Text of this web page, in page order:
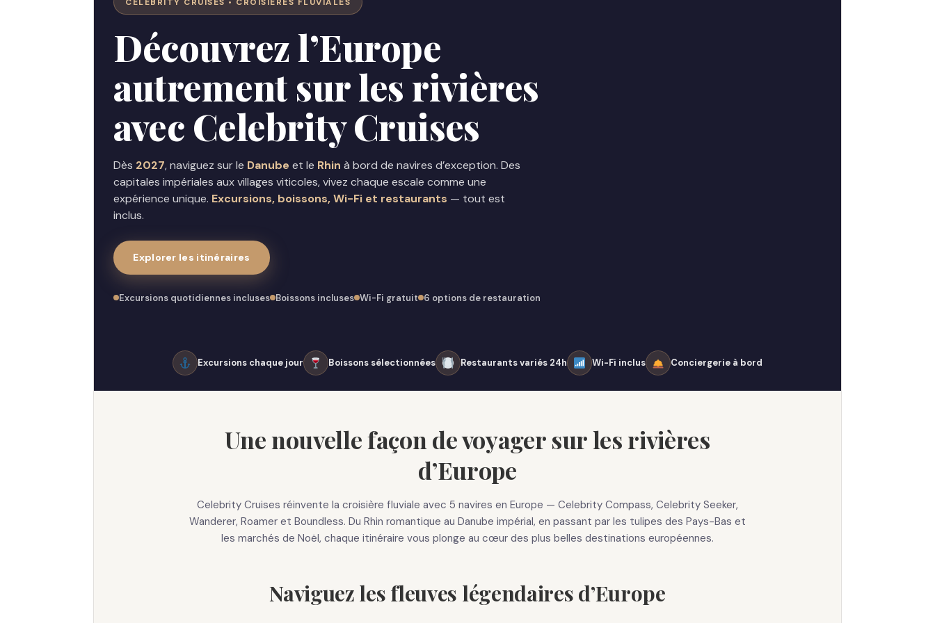
Découvrez l’Europe
autrement sur les rivières
avec Celebrity Cruises
Dès 2027, naviguez sur le Danube et le Rhin à bord de navires d’exception. Des
capitales impériales aux villages viticoles, vivez chaque escale comme une
expérience unique. Excursions, boissons, Wi-Fi et restaurants — tout est
inclus.
Explorer les itinéraires
Excursions quotidiennes incluses Boissons incluses Wi-Fi gratuit 6 options de restauration
Excursions chaque jour Boissons sélectionnées Restaurants variés 24h Wi-Fi inclus Conciergerie à bord
Une nouvelle façon de voyager sur les rivières
d’Europe
Celebrity Cruises réinvente la croisière fluviale avec 5 navires en Europe — Celebrity Compass, Celebrity Seeker,
Wanderer, Roamer et Boundless. Du Rhin romantique au Danube impérial, en passant par les tulipes des Pays-Bas et
les marchés de Noël, chaque itinéraire vous plonge au cœur des plus belles destinations européennes.
Naviguez les fleuves légendaires d’Europe